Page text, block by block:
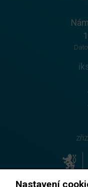
Nastavení